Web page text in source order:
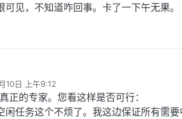
见，不知道咋回事。卡了一下午无果。
10日 上午9:12
正的专家。您看这样是否可行：
任务这个不烦了。我这边保证所有需